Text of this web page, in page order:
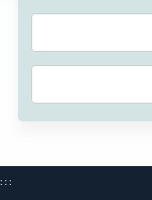
:::